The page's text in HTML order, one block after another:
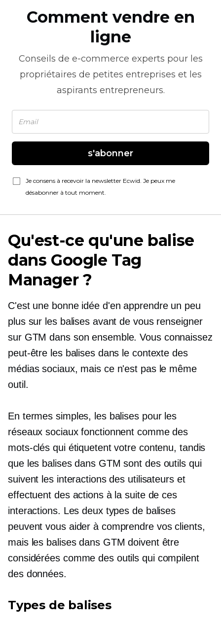
Comment vendre en
ligne
Conseils de e-commerce experts pour les
propriétaires de petites entreprises et les
aspirants entrepreneurs.
s'abonner
Je consens à recevoir la newsletter Ecwid. Je peux me
désabonner à tout moment.
Qu'est-ce qu'une balise
dans Google Tag
Manager ?
C'est une bonne idée d'en apprendre un peu
plus sur les balises avant de vous renseigner
sur GTM dans son ensemble. Vous connaissez
peut-être les balises dans le contexte des
médias sociaux, mais ce n'est pas le même
outil.
En termes simples, les balises pour les
réseaux sociaux fonctionnent comme des
mots-clés qui étiquetent votre contenu, tandis
que les balises dans GTM sont des outils qui
suivent les interactions des utilisateurs et
effectuent des actions à la suite de ces
interactions. Les deux types de balises
peuvent vous aider à comprendre vos clients,
mais les balises dans GTM doivent être
considérées comme des outils qui compilent
des données.
Types de balises